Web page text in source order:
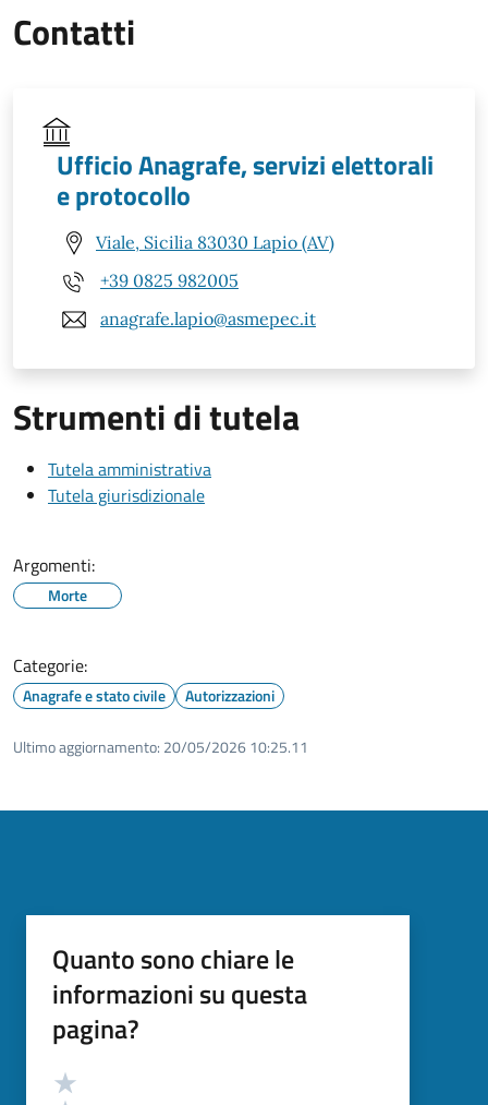
Contatti
Ufficio Anagrafe, servizi elettorali
e protocollo
Viale, Sicilia 83030 Lapio (AV)
+39 0825 982005
anagrafe.lapio@asmepec.it
Strumenti di tutela
Tutela amministrativa
Tutela giurisdizionale
Argomenti:
Morte
Categorie:
Anagrafe e stato civile Autorizzazioni
Ultimo aggiornamento: 20/05/2026 10:25.11
Quanto sono chiare le
informazioni su questa
pagina?
Valutazione